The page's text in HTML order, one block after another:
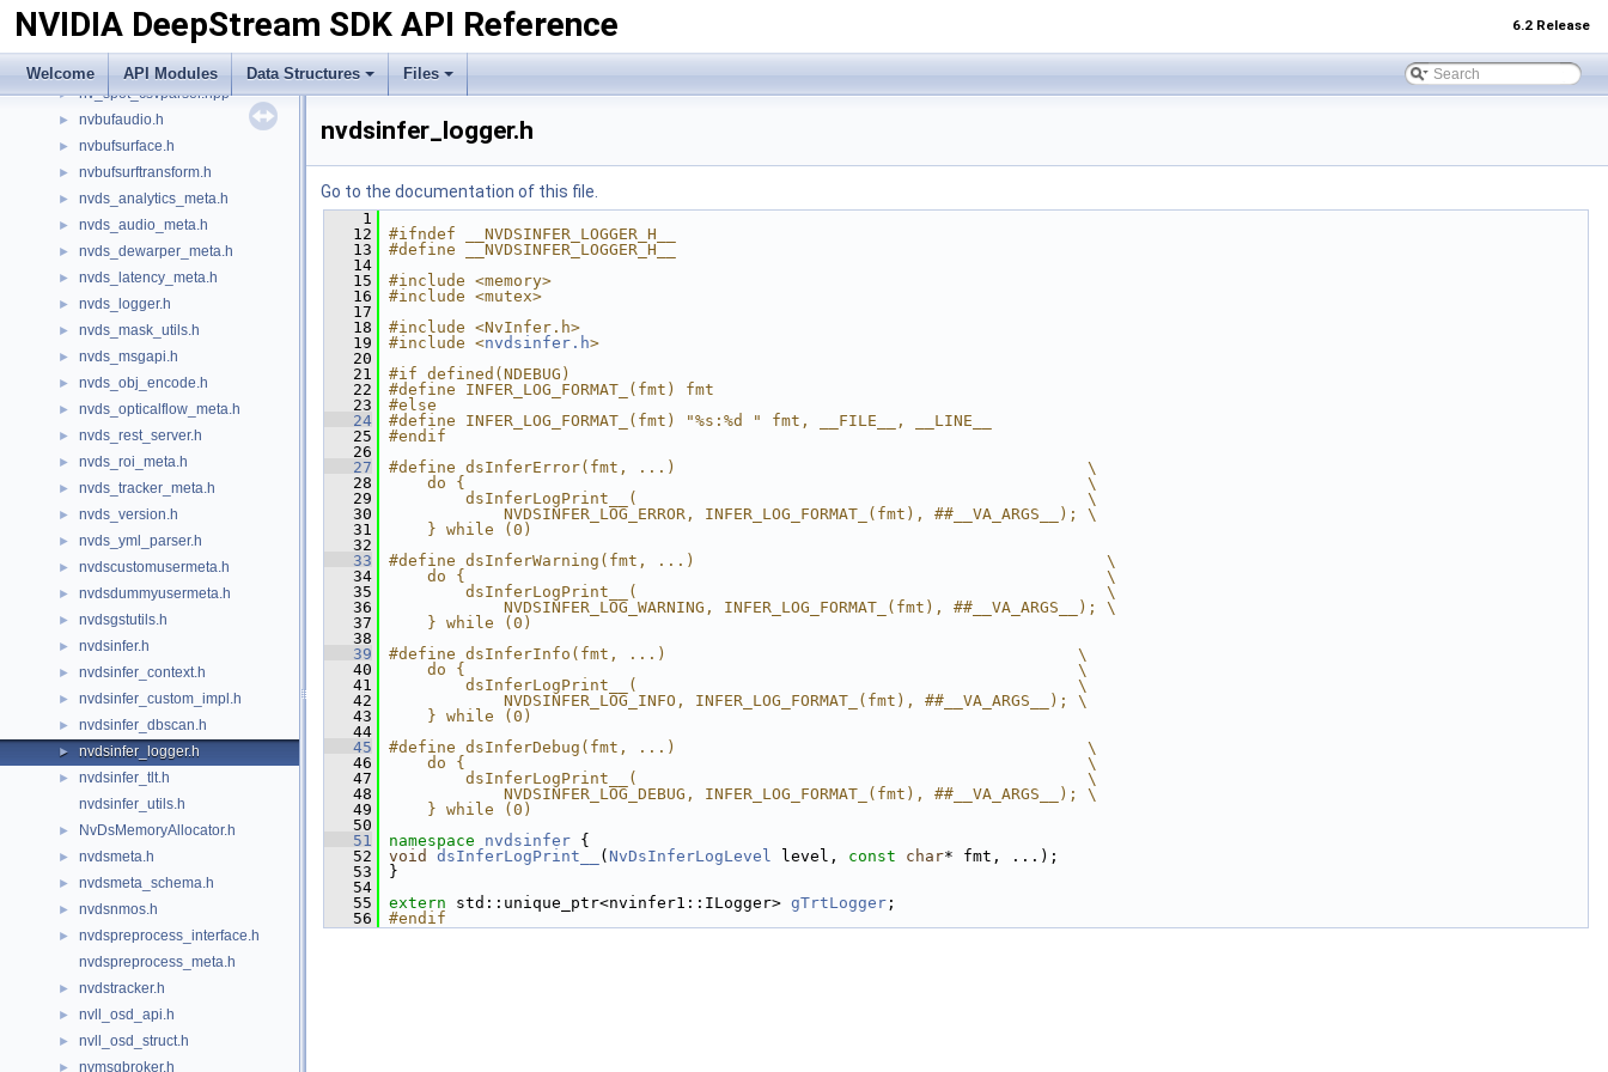
NVIDIA DeepStream SDK API Reference 6.2 Release
Welcome API Modules Data Structures Files
► gstnvvideotestsrc.h
► INvDsAllocator.h
► nv_aisle_csvparser.hpp
► nv_spot_csvparser.hpp
► nvbufaudio.h
► nvbufsurface.h
► nvbufsurftransform.h
► nvds_analytics_meta.h
► nvds_audio_meta.h
► nvds_dewarper_meta.h
► nvds_latency_meta.h
► nvds_logger.h
► nvds_mask_utils.h
► nvds_msgapi.h
► nvds_obj_encode.h
► nvds_opticalflow_meta.h
► nvds_rest_server.h
► nvds_roi_meta.h
► nvds_tracker_meta.h
► nvds_version.h
► nvds_yml_parser.h
► nvdscustomusermeta.h
► nvdsdummyusermeta.h
► nvdsgstutils.h
► nvdsinfer.h
► nvdsinfer_context.h
► nvdsinfer_custom_impl.h
► nvdsinfer_dbscan.h
► nvdsinfer_logger.h
►
nvdsinfer_tlt.h
nvdsinfer_utils.h
► NvDsMemoryAllocator.h
► nvdsmeta.h
► nvdsmeta_schema.h
► nvdsnmos.h
►
nvdspreprocess_interface.h
nvdspreprocess_meta.h
► nvdstracker.h
► nvll_osd_api.h
► nvll_osd_struct.h
► nvmsgbroker.h
nvdsinfer_logger.h
Go to the documentation of this file.
    1
   12
#ifndef __NVDSINFER_LOGGER_H__
   13
#define __NVDSINFER_LOGGER_H__
   14
   15
#include <memory>
   16
#include <mutex>
   17
   18
#include <NvInfer.h>
   19
#include <nvdsinfer.h>
   20
   21
#if defined(NDEBUG)
   22
#define INFER_LOG_FORMAT_(fmt) fmt
   23
#else
   24
#define INFER_LOG_FORMAT_(fmt) "%s:%d " fmt, __FILE__, __LINE__
   25
#endif
   26
   27
#define dsInferError(fmt, ...)                                           \
   28
    do {                                                                 \
   29
        dsInferLogPrint__(                                               \
   30
            NVDSINFER_LOG_ERROR, INFER_LOG_FORMAT_(fmt), ##__VA_ARGS__); \
   31
    } while (0)
   32
   33
#define dsInferWarning(fmt, ...)                                           \
   34
    do {                                                                   \
   35
        dsInferLogPrint__(                                                 \
   36
            NVDSINFER_LOG_WARNING, INFER_LOG_FORMAT_(fmt), ##__VA_ARGS__); \
   37
    } while (0)
   38
   39
#define dsInferInfo(fmt, ...)                                           \
   40
    do {                                                                \
   41
        dsInferLogPrint__(                                              \
   42
            NVDSINFER_LOG_INFO, INFER_LOG_FORMAT_(fmt), ##__VA_ARGS__); \
   43
    } while (0)
   44
   45
#define dsInferDebug(fmt, ...)                                           \
   46
    do {                                                                 \
   47
        dsInferLogPrint__(                                               \
   48
            NVDSINFER_LOG_DEBUG, INFER_LOG_FORMAT_(fmt), ##__VA_ARGS__); \
   49
    } while (0)
   50
   51
namespace nvdsinfer {
   52
void dsInferLogPrint__ ( NvDsInferLogLevel level, const char* fmt, ...);
   53
}
   54
   55
extern std::unique_ptr<nvinfer1::ILogger> gTrtLogger ;
   56
#endif